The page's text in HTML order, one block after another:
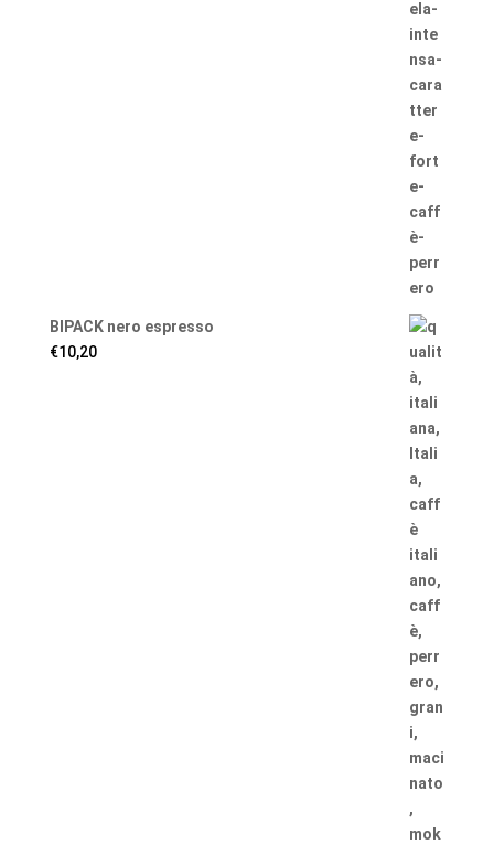
BIPACK nero espresso
€10,20